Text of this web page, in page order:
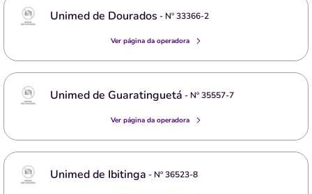
Unimed de Dourados - Nº33366-2
Ver página da operadora
Unimed de Guaratinguetá - Nº35557-7
Ver página da operadora
Unimed de Ibitinga - Nº36523-8